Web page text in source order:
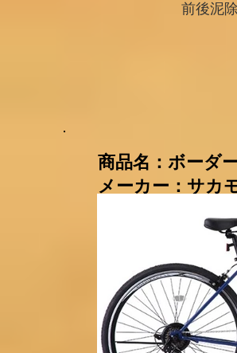
前後泥除
商品名：ボ
メーカー：サカ